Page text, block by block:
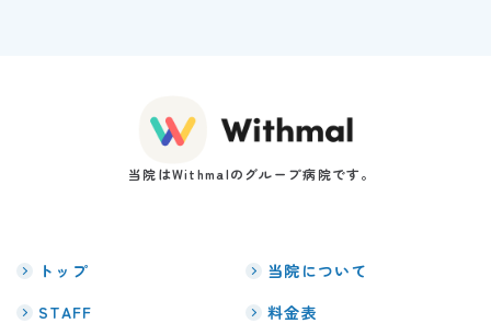
当院はWithmalのグループ病院です。
トップ
当院について
STAFF
料金表